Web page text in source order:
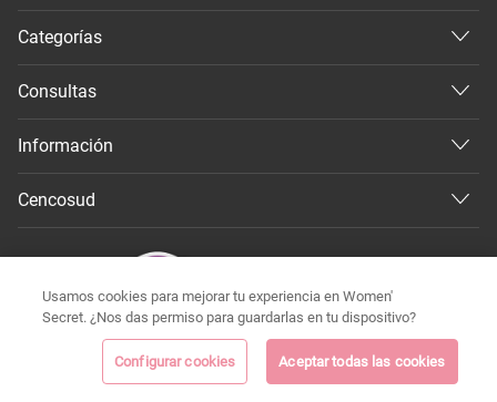
Categorías
Consultas
Información
Cencosud
Todos los derechos reservados 2026 ©
Usamos cookies para mejorar tu experiencia en Women'
Secret. ¿Nos das permiso para guardarlas en tu dispositivo?
Configurar cookies Aceptar todas las cookies